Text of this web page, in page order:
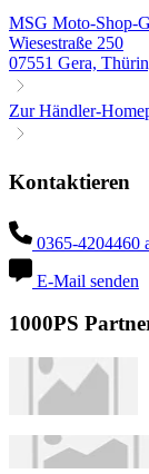
MSG Moto-Shop-
Wiesestraße 250
07551 Gera,
Zur Händler-
Kontaktieren
0365-4204460
E-Mail senden
1000PS